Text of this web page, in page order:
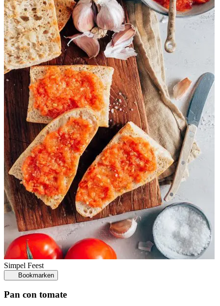
Simpel Feest
Bookmarken
Pan con tomate